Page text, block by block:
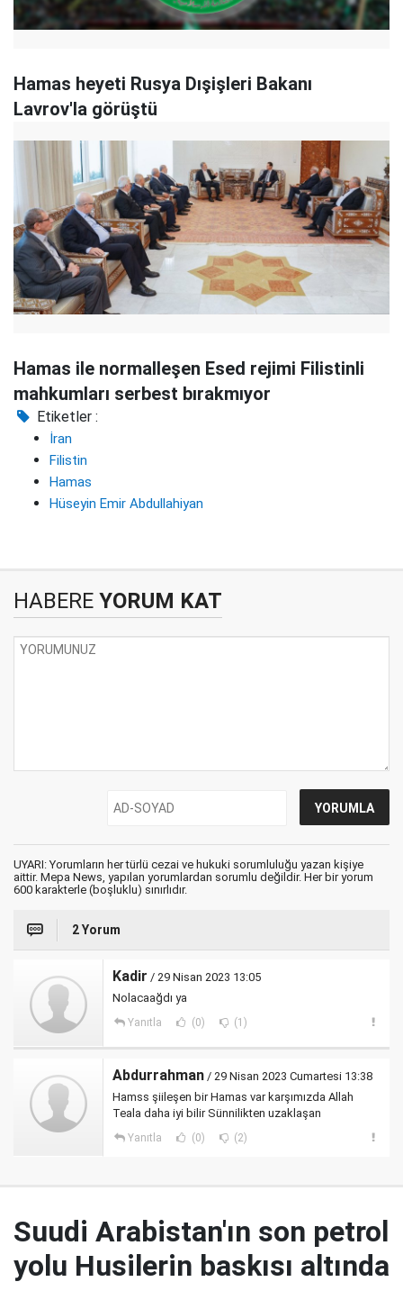
Hamas heyeti Rusya Dışişleri Bakanı
Lavrov'la görüştü
Hamas ile normalleşen Esed rejimi Filistinli
mahkumları serbest bırakmıyor
Etiketler :
İran
Filistin
Hamas
Hüseyin Emir Abdullahiyan
HABERE YORUM KAT
UYARI: Yorumların her türlü cezai ve hukuki sorumluluğu yazan kişiye
aittir. Mepa News, yapılan yorumlardan sorumlu değildir. Her bir yorum
600 karakterle (boşluklu) sınırlıdır.
2 Yorum
Kadir / 29 Nisan 2023 13:05
Nolacaağdı ya
Yanıtla (0) (1)
Abdurrahman / 29 Nisan 2023 Cumartesi 13:38
Hamss şiileşen bir Hamas var karşımızda Allah
Teala daha iyi bilir Sünnilikten uzaklaşan
Yanıtla (0) (2)
Suudi Arabistan'ın son petrol
yolu Husilerin baskısı altında